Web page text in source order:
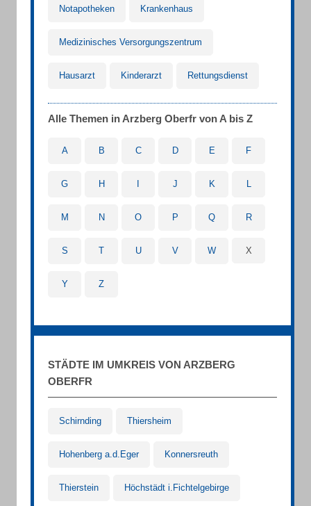
Notapotheken Krankenhaus
Medizinisches Versorgungszentrum
Hausarzt Kinderarzt Rettungsdienst
Alle Themen in Arzberg Oberfr von A bis Z
A B C D E F
G H J K L
M N O P Q R
S T U V W X
Y Z
STÄDTE IM UMKREIS VON ARZBERG
OBERFR
Schirnding Thiersheim
Hohenberg a.d.Eger Konnersreuth
Thierstein Höchstädt i.Fichtelgebirge